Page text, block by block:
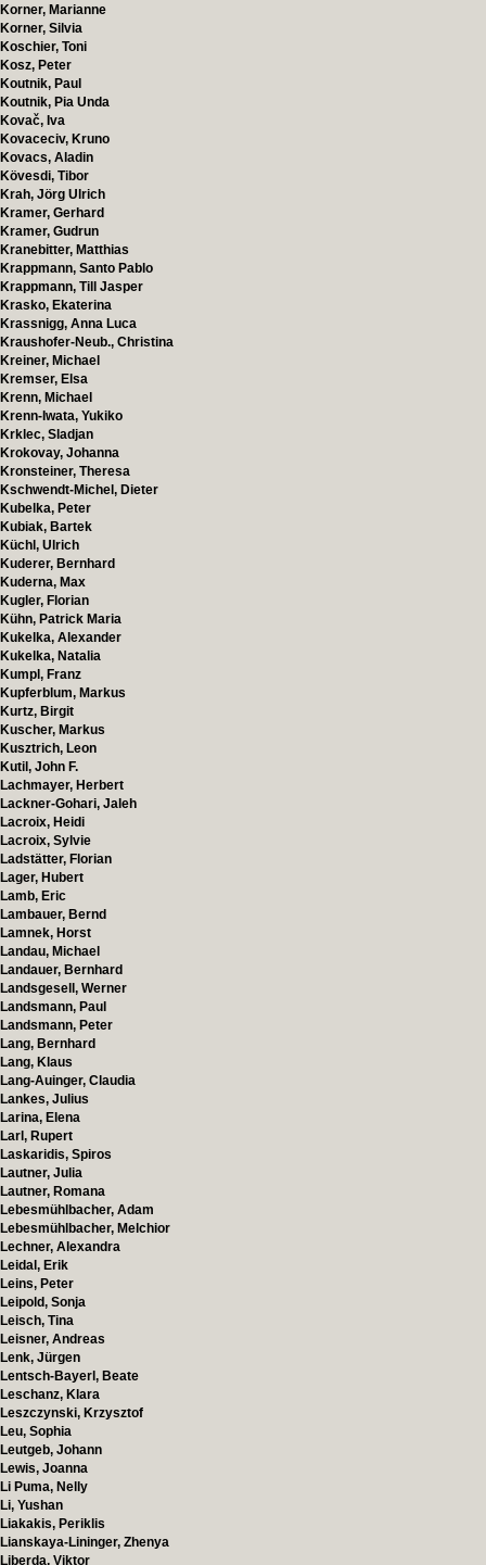
Korner, Marianne
Korner, Silvia
Koschier, Toni
Kosz, Peter
Koutnik, Paul
Koutnik, Pia Unda
Kovač, Iva
Kovaceciv, Kruno
Kovacs, Aladin
Kövesdi, Tibor
Krah, Jörg Ulrich
Kramer, Gerhard
Kramer, Gudrun
Kranebitter, Matthias
Krappmann, Santo Pablo
Krappmann, Till Jasper
Krasko, Ekaterina
Krassnigg, Anna Luca
Kraushofer-Neub., Christina
Kreiner, Michael
Kremser, Elsa
Krenn, Michael
Krenn-Iwata, Yukiko
Krklec, Sladjan
Krokovay, Johanna
Kronsteiner, Theresa
Kschwendt-Michel, Dieter
Kubelka, Peter
Kubiak, Bartek
Küchl, Ulrich
Kuderer, Bernhard
Kuderna, Max
Kugler, Florian
Kühn, Patrick Maria
Kukelka, Alexander
Kukelka, Natalia
Kumpl, Franz
Kupferblum, Markus
Kurtz, Birgit
Kuscher, Markus
Kusztrich, Leon
Kutil, John F.
Lachmayer, Herbert
Lackner-Gohari, Jaleh
Lacroix, Heidi
Lacroix, Sylvie
Ladstätter, Florian
Lager, Hubert
Lamb, Eric
Lambauer, Bernd
Lamnek, Horst
Landau, Michael
Landauer, Bernhard
Landsgesell, Werner
Landsmann, Paul
Landsmann, Peter
Lang, Bernhard
Lang, Klaus
Lang-Auinger, Claudia
Lankes, Julius
Larina, Elena
Larl, Rupert
Laskaridis, Spiros
Lautner, Julia
Lautner, Romana
Lebesmühlbacher, Adam
Lebesmühlbacher, Melchior
Lechner, Alexandra
Leidal, Erik
Leins, Peter
Leipold, Sonja
Leisch, Tina
Leisner, Andreas
Lenk, Jürgen
Lentsch-Bayerl, Beate
Leschanz, Klara
Leszczynski, Krzysztof
Leu, Sophia
Leutgeb, Johann
Lewis, Joanna
Li Puma, Nelly
Li, Yushan
Liakakis, Periklis
Lianskaya-Lininger, Zhenya
Liberda, Viktor